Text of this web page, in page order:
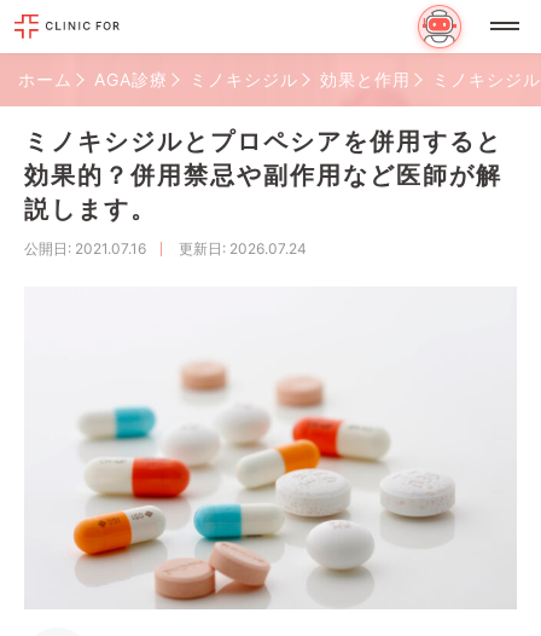
ホーム AGA診療 ミノキシジル 効果と作用 ミノキシジ
ミノキシジルとプロペシアを併用すると
効果的？併用禁忌や副作用など医師が解
説します。
公開日 : 2021.07.16 更新日 : 2026.07.24